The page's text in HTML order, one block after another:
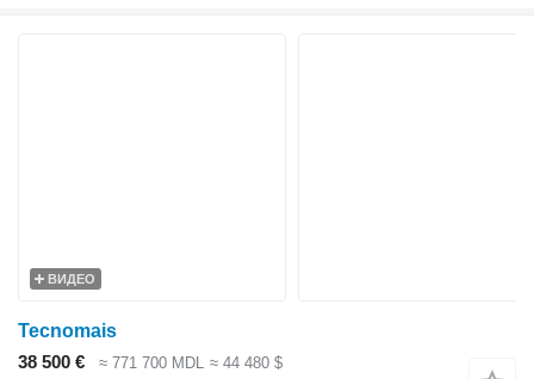
ВИДЕО
Tecnomais
38 500 €
≈ 771 700 MDL ≈ 44 480 $